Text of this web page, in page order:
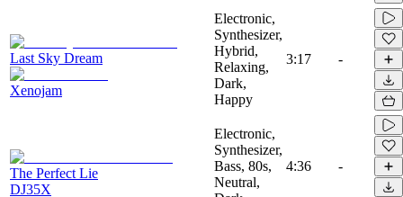
Last Sky Dream
Xenojam
Electronic,
Synthesizer,
Hybrid,
Relaxing,
Dark,
Happy
3:17 -
The Perfect Lie
DJ35X
Electronic,
Synthesizer,
Bass, 80s,
Neutral,
4:36 -